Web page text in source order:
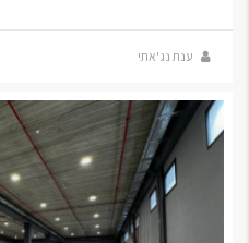
ענת נג'אתי